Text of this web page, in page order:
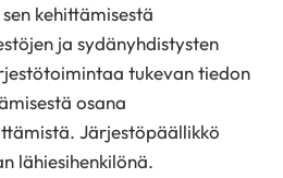
kehittämisestä
ja sydänyhdistysten
tukevan tiedon
osana
Järjestöpäällikkö
lähiesihenkilönä.